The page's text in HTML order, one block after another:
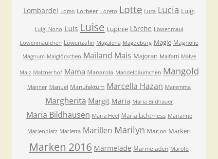
Lombardei Lomo Lorbeer Loreto Lotte Luca Lucia Luigi
Luigi Nono Luis Luise Lupinie Lärche Löwenmaul
Löwenmäulchen Löwenzahn Magalena Magdeburg Magie Magnolie
Magnum Maiglöckchen Mailand Mais Majoran Malfatti Malve
Malz Malznerhof Mama Manarola Mandelbäumchen Mangold
Manner Manuel Manufaktum Marcella Hazan Maremma
Margherita Margit Maria Maria Bildhauer
Maria Bildhausen Maria Heel Maria Lichtmess Marianne
Marienplatz Marietta Marillen Marilyn Marion Marken
Marken 2016 Marmelade Marmeladen Marolo